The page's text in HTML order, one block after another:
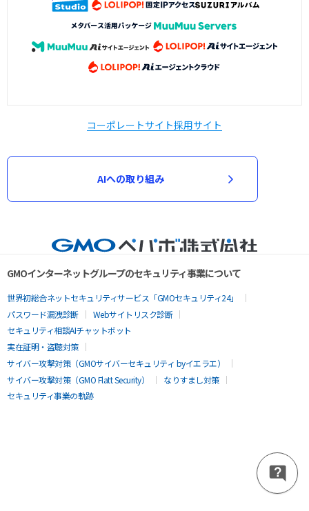
コーポレートサイト採用サイト
AIへの取り組み
GMOインターネットグループのセキュリティ事業について
世界初総合ネットセキュリティサービス「GMOセキュリティ24」
パスワード漏洩診断
Webサイトリスク診断
セキュリティ相談AIチャットボット
実在証明・盗聴対策
サイバー攻撃対策（GMOサイバーセキュリティ byイエラエ）
サイバー攻撃対策（GMO Flatt Security）
なりすまし対策
セキュリティ事業の軌跡